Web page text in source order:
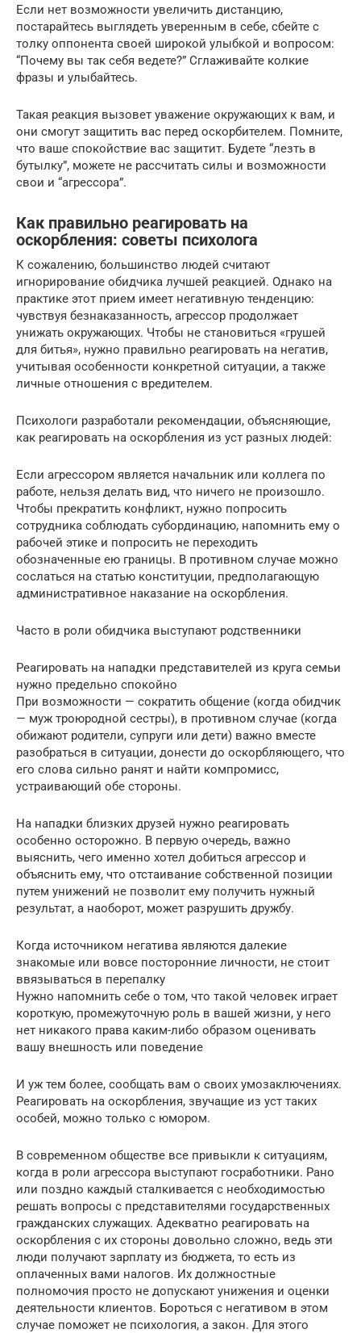
Если нет возможности увеличить дистанцию,
постарайтесь выглядеть уверенным в себе, сбейте с
толку оппонента своей широкой улыбкой и вопросом:
“Почему вы так себя ведете?” Сглаживайте колкие
фразы и улыбайтесь.
Такая реакция вызовет уважение окружающих к вам, и
они смогут защитить вас перед оскорбителем. Помните,
что ваше спокойствие вас защитит. Будете “лезть в
бутылку”, можете не рассчитать силы и возможности
свои и “агрессора”.
Как правильно реагировать на
оскорбления: советы психолога
К сожалению, большинство людей считают
игнорирование обидчика лучшей реакцией. Однако на
практике этот прием имеет негативную тенденцию:
чувствуя безнаказанность, агрессор продолжает
унижать окружающих. Чтобы не становиться «грушей
для битья», нужно правильно реагировать на негатив,
учитывая особенности конкретной ситуации, а также
личные отношения с вредителем.
Психологи разработали рекомендации, объясняющие,
как реагировать на оскорбления из уст разных людей:
Если агрессором является начальник или коллега по
работе, нельзя делать вид, что ничего не произошло.
Чтобы прекратить конфликт, нужно попросить
сотрудника соблюдать субординацию, напомнить ему о
рабочей этике и попросить не переходить
обозначенные ею границы. В противном случае можно
сослаться на статью конституции, предполагающую
административное наказание на оскорбления.
Часто в роли обидчика выступают родственники
Реагировать на нападки представителей из круга семьи
нужно предельно спокойно
При возможности — сократить общение (когда обидчик
— муж троюродной сестры), в противном случае (когда
обижают родители, супруги или дети) важно вместе
разобраться в ситуации, донести до оскорбляющего, что
его слова сильно ранят и найти компромисс,
устраивающий обе стороны.
На нападки близких друзей нужно реагировать
особенно осторожно. В первую очередь, важно
выяснить, чего именно хотел добиться агрессор и
объяснить ему, что отстаивание собственной позиции
путем унижений не позволит ему получить нужный
результат, а наоборот, может разрушить дружбу.
Когда источником негатива являются далекие
знакомые или вовсе посторонние личности, не стоит
ввязываться в перепалку
Нужно напомнить себе о том, что такой человек играет
короткую, промежуточную роль в вашей жизни, у него
нет никакого права каким-либо образом оценивать
вашу внешность или поведение
И уж тем более, сообщать вам о своих умозаключениях.
Реагировать на оскорбления, звучащие из уст таких
особей, можно только с юмором.
В современном обществе все привыкли к ситуациям,
когда в роли агрессора выступают госработники. Рано
или поздно каждый сталкивается с необходимостью
решать вопросы с представителями государственных
гражданских служащих. Адекватно реагировать на
оскорбления с их стороны довольно сложно, ведь эти
люди получают зарплату из бюджета, то есть из
оплаченных вами налогов. Их должностные
полномочия просто не допускают унижения и оценки
деятельности клиентов. Бороться с негативом в этом
случае поможет не психология, а закон. Для этого